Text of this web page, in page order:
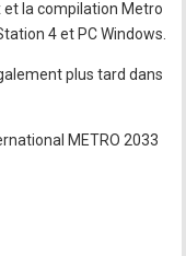
et la compilation Metro
4 et PC Windows.
plus tard dans
METRO 2033